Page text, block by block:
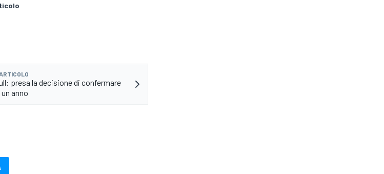
presa la decisione di confermare
anno